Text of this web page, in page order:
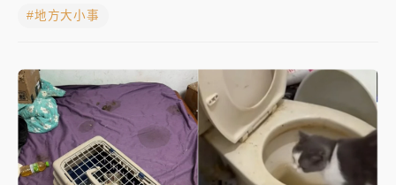
有片｜ 白海豚暴風圈逼近！新北淡水赫見龍捲風 榕樹
連根拔起
中颱白海豚風雨來了！中部以北防豪雨 今晚、明天影
響最劇烈
#地方大小事